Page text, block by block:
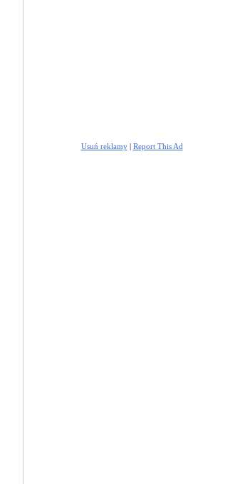
Usuń reklamy| Report This Ad